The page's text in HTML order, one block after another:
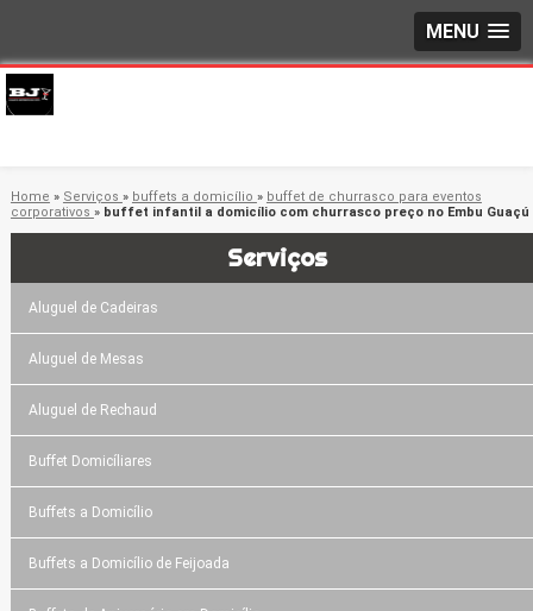
MENU
Home » Serviços » buffets a domicílio » buffet de churrasco para eventos
corporativos » buffet infantil a domicílio com churrasco preço no Embu Guaçú
Serviços
Aluguel de Cadeiras
Aluguel de Mesas
Aluguel de Rechaud
Buffet Domicíliares
Buffets a Domicílio
Buffets a Domicílio de Feijoada